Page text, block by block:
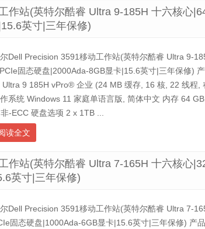
作站(英特尔酷睿 Ultra 9-185H 十六核心
英寸|三年保修)
Dell Precision 3591移动工作站(英特尔酷睿 Ultra 9-
固态硬盘|2000Ada-8GB显卡|15.6英寸|三年保修)
9 185H vPro® 企业 (24 MB 缓存, 16 核, 22 线程,
系统 Windows 11 家庭单语言版, 简体中文 内存 64
-ECC 硬盘选项 2 x 1TB ...
读全文
作站(英特尔酷睿 Ultra 7-165H 十六核心
英寸|三年保修)
Dell Precision 3591移动工作站(英特尔酷睿 Ultra 7-
固态硬盘|1000Ada-6GB显卡|15.6英寸|三年保修) 产